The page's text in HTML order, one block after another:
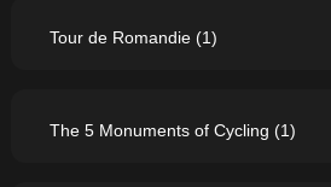
Tour de Romandie (1)
The 5 Monuments of Cycling (1)